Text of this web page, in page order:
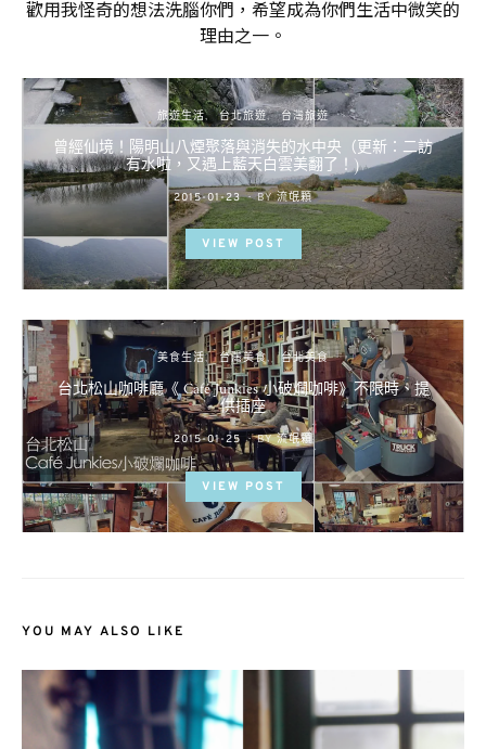
歡用我怪奇的想法洗腦你們，希望成為你們生活中微笑的
理由之一。
旅遊生活 台北旅遊 台灣旅遊
曾經仙境！陽明山八煙聚落與消失的水中央（更新：二訪
有水啦，又遇上藍天白雲美翻了！)
POSTED
ON
2015-01-23 BY 流氓顆
VIEW POST
美食生活 台灣美食 台北美食
台北松山咖啡廳《 Café Junkies 小破爛咖啡》不限時、提
供插座
POSTED
ON
2015-01-25 BY 流氓顆
VIEW POST
YOU MAY ALSO LIKE